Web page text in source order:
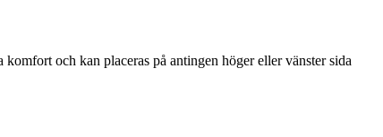
och kan placeras på antingen höger eller vänster sida